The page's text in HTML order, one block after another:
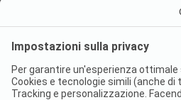
Nel campeggio
Moritz c’è una